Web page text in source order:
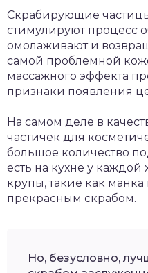
Скрабирующие
стимулируют процесс
омолаживают и
самой проблемной
массажного эффекта
признаки появления
На самом деле в
частичек для
большое количество
есть на кухне у
крупы, такие как манка
прекрасным скрабом.
Но, безусловно,